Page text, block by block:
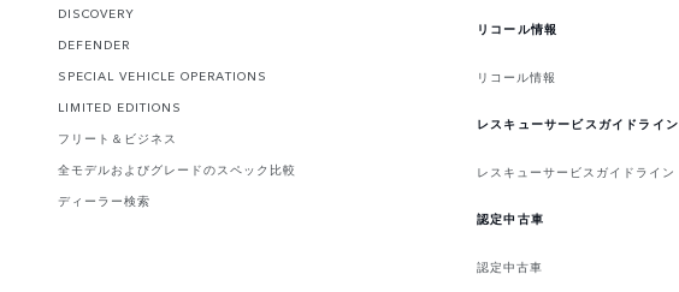
DISCOVERY
DEFENDER
SPECIAL VEHICLE OPERATIONS
LIMITED EDITIONS
フリート＆ビジネス
全モデルおよびグレードのスペック比較
ディーラー検索
リコール情報
リコール情報
レスキューサービスガイドライン
レスキューサービスガイドライン
認定中古車
認定中古車